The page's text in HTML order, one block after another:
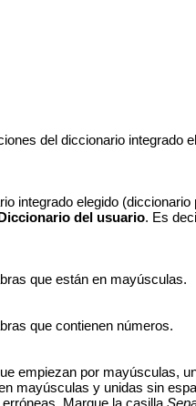
del diccionario integrado
integrado elegido
del usuario. Es
que están en mayúsculas.
que contienen números.
empiezan por mayúsculas,
mayúsculas y unidas sin